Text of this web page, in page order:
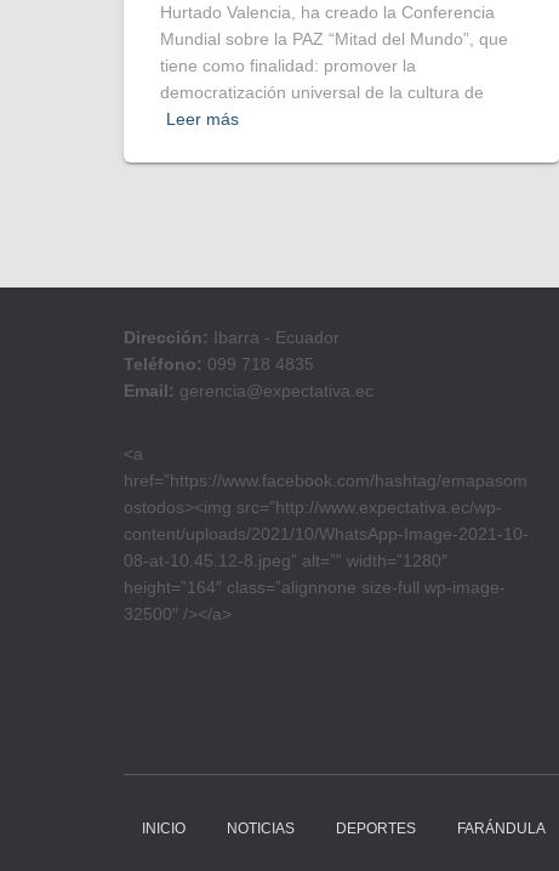
Hurtado Valencia, ha creado la Conferencia
Mundial sobre la PAZ “Mitad del Mundo”, que
tiene como finalidad: promover la
democratización universal de la cultura de
Leer más
Dirección: Ibarra - Ecuador
Teléfono: 099 718 4835
Email: gerencia@expectativa.ec
<a
href=”https://www.facebook.com/hashtag/emapasom
ostodos><img src=”http://www.expectativa.ec/wp-
content/uploads/2021/10/WhatsApp-Image-2021-10-
08-at-10.45.12-8.jpeg” alt=”” width=”1280″
height=”164″ class=”alignnone size-full wp-image-
32500″ /></a>
INICIO NOTICIAS DEPORTES FARÁNDULA